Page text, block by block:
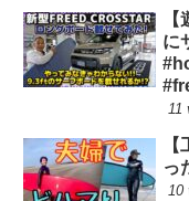
に
#freed #フリ
ロ
11
っ
10